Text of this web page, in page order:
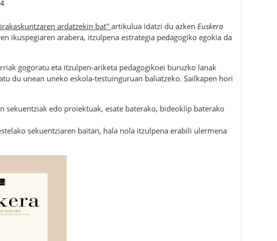
ardatzekin bat" artikulua idatzi du azken Euskera
ikuspegiaren arabera, itzulpena estrategia pedagogiko egokia da
gogoratu eta itzulpen-ariketa pedagogikoei buruzko lanak
du unean uneko eskola-testuinguruan baliatzeko. Sailkapen hori
sekuentziak edo proiektuak, esate baterako, bideoklip baterako
sekuentziaren baitan, hala nola itzulpena erabili ulermena